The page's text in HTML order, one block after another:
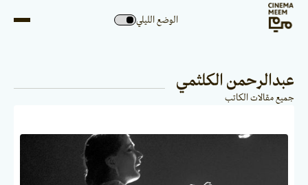
الوضع الليلي
عبدالرحمن الكلثمي
جميع مقالات الكاتب